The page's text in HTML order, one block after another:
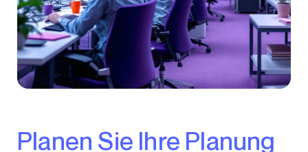
Planen Sie Ihre Planung